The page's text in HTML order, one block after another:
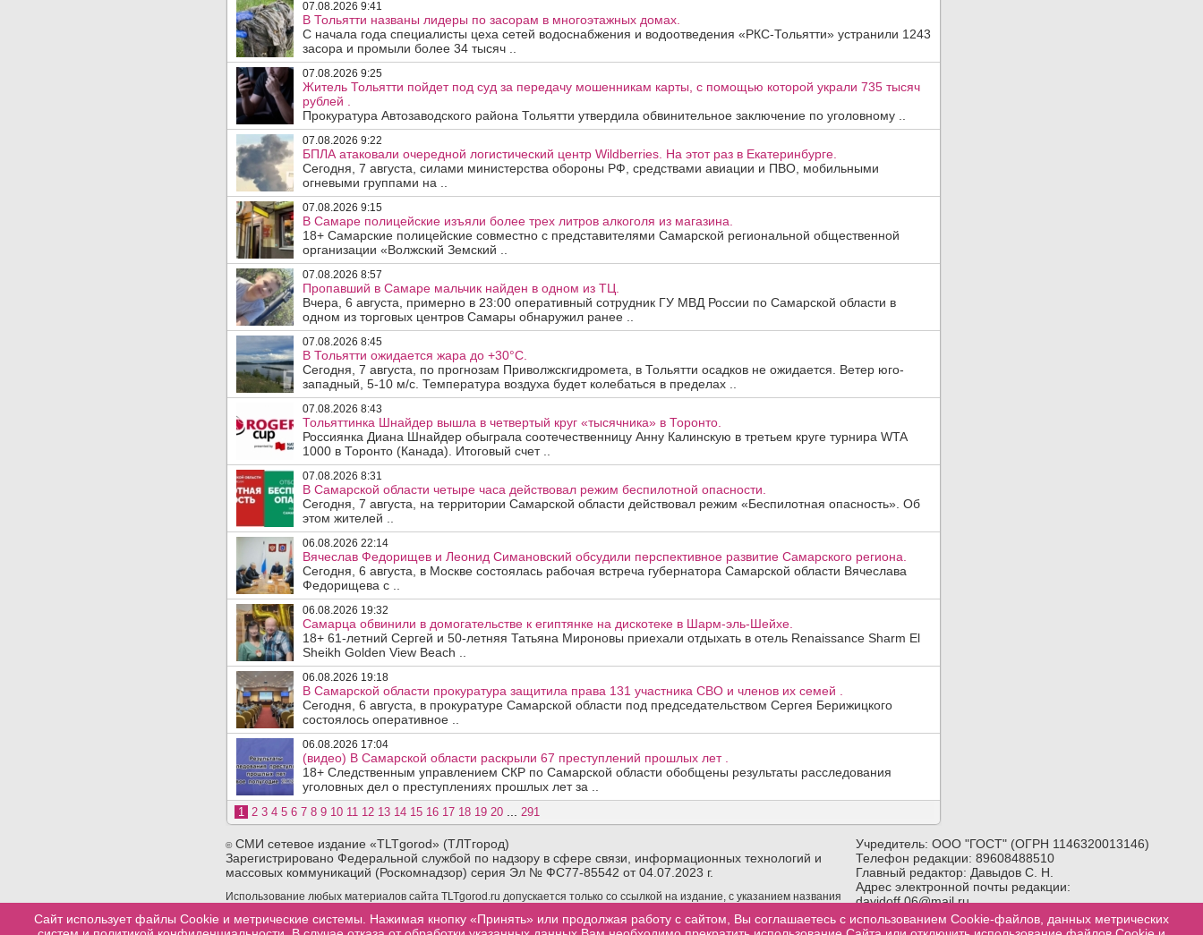
07.08.2026 9:41
В Тольятти названы лидеры по засорам в многоэтажных домах.
С начала года специалисты цеха сетей водоснабжения и водоотведения «РКС-Тольятти» устранили 1243
засора и промыли более 34 тысяч ..
07.08.2026 9:25
Житель Тольятти пойдет под суд за передачу мошенникам карты, с помощью которой украли 735 тысяч
рублей .
Прокуратура Автозаводского района Тольятти утвердила обвинительное заключение по уголовному ..
07.08.2026 9:22
БПЛА атаковали очередной логистический центр Wildberries. На этот раз в Екатеринбурге.
Сегодня, 7 августа, силами министерства обороны РФ, средствами авиации и ПВО, мобильными
огневыми группами на ..
07.08.2026 9:15
В Самаре полицейские изъяли более трех литров алкоголя из магазина.
18+ Самарские полицейские совместно с представителями Самарской региональной общественной
организации «Волжский Земский ..
07.08.2026 8:57
Пропавший в Самаре мальчик найден в одном из ТЦ.
Вчера, 6 августа, примерно в 23:00 оперативный сотрудник ГУ МВД России по Самарской области в
одном из торговых центров Самары обнаружил ранее ..
07.08.2026 8:45
В Тольятти ожидается жара до +30°C.
Сегодня, 7 августа, по прогнозам Приволжскгидромета, в Тольятти осадков не ожидается. Ветер юго-
западный, 5-10 м/с. Температура воздуха будет колебаться в пределах ..
07.08.2026 8:43
Тольяттинка Шнайдер вышла в четвертый круг «тысячника» в Торонто.
Россиянка Диана Шнайдер обыграла соотечественницу Анну Калинскую в третьем круге турнира WTA
1000 в Торонто (Канада). Итоговый счет ..
07.08.2026 8:31
В Самарской области четыре часа действовал режим беспилотной опасности.
Сегодня, 7 августа, на территории Самарской области действовал режим «Беспилотная опасность». Об
этом жителей ..
06.08.2026 22:14
Вячеслав Федорищев и Леонид Симановский обсудили перспективное развитие Самарского региона.
Сегодня, 6 августа, в Москве состоялась рабочая встреча губернатора Самарской области Вячеслава
Федорищева с ..
06.08.2026 19:32
Самарца обвинили в домогательстве к египтянке на дискотеке в Шарм-эль-Шейхе.
18+ 61-летний Сергей и 50-летняя Татьяна Мироновы приехали отдыхать в отель Renaissance Sharm El
Sheikh Golden View Beach ..
06.08.2026 19:18
В Самарской области прокуратура защитила права 131 участника СВО и членов их семей .
Сегодня, 6 августа, в прокуратуре Самарской области под председательством Сергея Берижицкого
состоялось оперативное ..
06.08.2026 17:04
(видео) В Самарской области раскрыли 67 преступлений прошлых лет .
18+ Следственным управлением СКР по Самарской области обобщены результаты расследования
уголовных дел о преступлениях прошлых лет за ..
1 2 3 4 5 6 7 8 9 10 11 12 13 14 15 16 17 18 19 20 291
©СМИ сетевое издание «TLTgorod» (ТЛТгород)
Зарегистрировано Федеральной службой по надзору в сфере связи, информационных технологий и
массовых коммуникаций (Роскомнадзор) серия Эл № ФС77-85542 от 04.07.2023 г.
Использование любых материалов сайта TLTgorod.ru допускается только со ссылкой на издание, с указанием названия
конкретную страницу сайта, с которой взята информация, размещенная не позже первого абзаца публикуемого
Учредитель: ООО "ГОСТ" (ОГРН 1146320013146)
Телефон редакции: 89608488510
Главный редактор: Давыдов С. Н.
Адрес электронной почты редакции:
davidoff.06@mail.ru
Возрастное ограничение:18+
Сайт использует файлы Cookie и метрические системы. Нажимая кнопку «Принять» или продолжая работу с сайтом, Вы соглашаетесь с использованием Cookie-файлов, данных метрических